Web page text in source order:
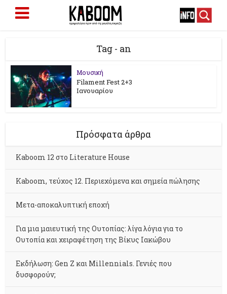
Tag - an
Μουσική
Filament Fest 2+3
Ιανουαρίου
Πρόσφατα άρθρα
Kaboom 12 στο Literature House
Kaboom, τεύχος 12. Περιεχόμενα και σημεία πώλησης
Μετα-αποκαλυπτική εποχή
Για μια μαιευτική της Ουτοπίας: λίγα λόγια για το
Ουτοπία και χειραφέτηση της Βίκυς Ιακώβου
Εκδήλωση: Gen Z και Millennials. Γενιές που
δυσφορούν;